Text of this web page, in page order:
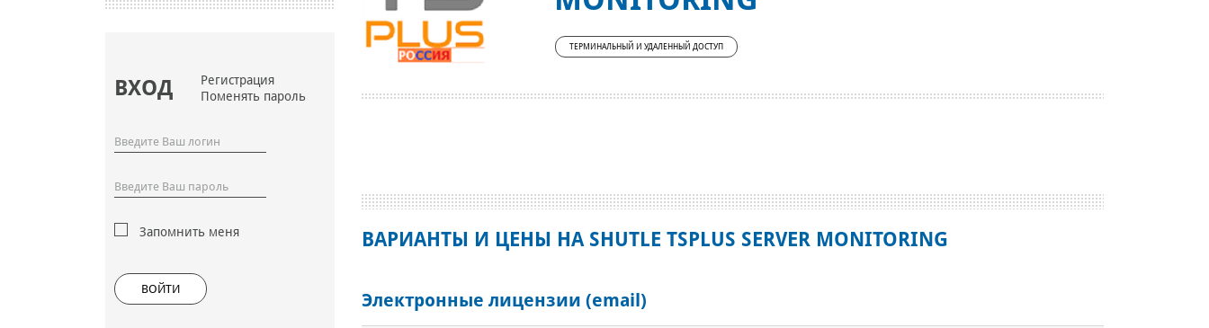
ВХОД
Регистрация
Поменять пароль
Запомнить меня
ВОЙТИ
ТЕРМИНАЛЬНЫЙ И УДАЛЕННЫЙ ДОСТУП
ВАРИАНТЫ И ЦЕНЫ НА SHUTLE TSPLUS SERVER MONITORING
Электронные лицензии (email)